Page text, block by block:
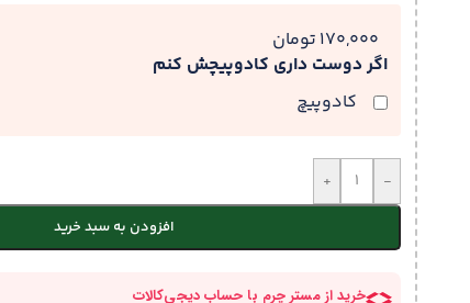
اگر دوست داری کادوپیچش کنم
کادوپیچ
170,000 تومان
-
+
افزودن به سبد خرید